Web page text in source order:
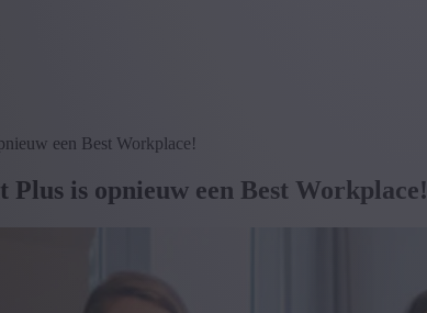
een Best Workplace!
is opnieuw een Best Workplace!